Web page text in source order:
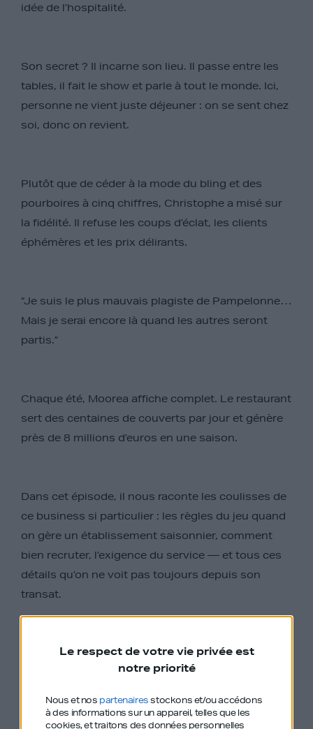
Le respect de votre vie privée est
notre priorité
Nous et nos partenairesstockons et/ou accédons
à des informations sur un appareil, telles que les
cookies, et traitons des données personnelles
idée de l’hospitalité.
Son secret ? Il incarne son lieu. Il passe entre les
tables, il fait le show et parle à tout le monde. Ici,
personne ne vient juste déjeuner : on se sent chez
soi, donc on revient.
Plutôt que de céder à la mode du bling et des
pourboires à cinq chiffres, Christophe a misé sur
la fidélité. Il refuse les coups d’éclat, les clients
éphémères et les prix délirants.
“Je suis le plus mauvais plagiste de Pampelonne…
Mais je serai encore là quand les autres seront
partis.”
Chaque été, Moorea affiche complet. Le restaurant
sert des centaines de couverts par jour et génère
près de 8 millions d’euros en une saison.
Dans cet épisode, il nous raconte les coulisses de
ce business si particulier : les règles du jeu quand
on gère un établissement saisonnier, comment
bien recruter, l’exigence du service — et tous ces
détails qu’on ne voit pas toujours depuis son
transat.
Un régal ! Foncez.